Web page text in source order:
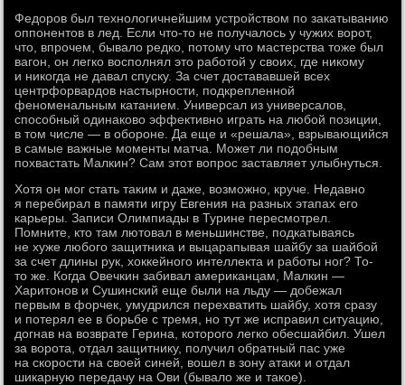
Федоров был технологичнейшим устройством по закатыванию
оппонентов в лед. Если что-то не получалось у чужих ворот,
что, впрочем, бывало редко, потому что мастерства тоже был
вагон, он легко восполнял это работой у своих, где никому
и никогда не давал спуску. За счет достававшей всех
центрфорвардов настырности, подкрепленной
феноменальным катанием. Универсал из универсалов,
способный одинаково эффективно играть на любой позиции,
в том числе — в обороне. Да еще и «решала», взрывающийся
в самые важные моменты матча. Может ли подобным
похвастать Малкин? Сам этот вопрос заставляет улыбнуться.
Хотя он мог стать таким и даже, возможно, круче. Недавно
я перебирал в памяти игру Евгения на разных этапах его
карьеры. Записи Олимпиады в Турине пересмотрел.
Помните, кто там лютовал в меньшинстве, подкатываясь
не хуже любого защитника и выцарапывая шайбу за шайбой
за счет длины рук, хоккейного интеллекта и работы ног? То-
то же. Когда Овечкин забивал американцам, Малкин —
Харитонов и Сушинский еще были на льду — добежал
первым в форчек, умудрился перехватить шайбу, хотя сразу
и потерял ее в борьбе с тремя, но тут же исправил ситуацию,
догнав на возврате Герина, которого легко обесшайбил. Ушел
за ворота, отдал защитнику, получил обратный пас уже
на скорости на своей синей, вошел в зону атаки и отдал
шикарную передачу на Ови (бывало же и такое).